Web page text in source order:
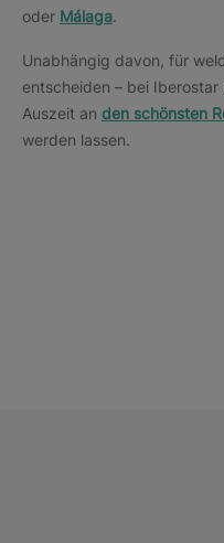
oder Málaga.
Unabhängig davon, für
entscheiden – bei
Auszeit an den schönsten
werden lassen.